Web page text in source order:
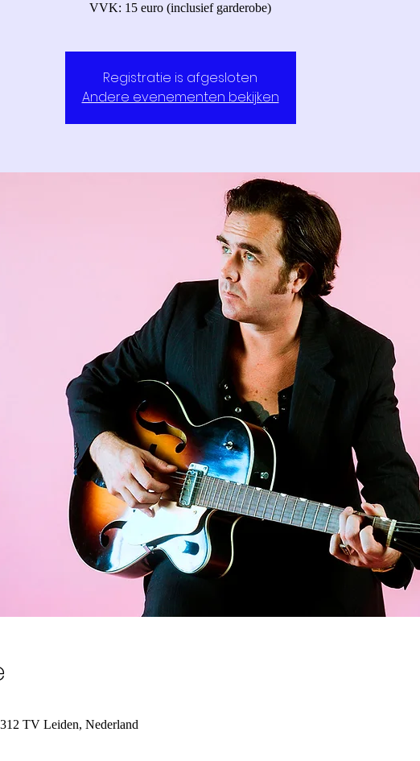
VVK: 15 euro (inclusief garderobe)
Registratie is afgesloten
Andere evenementen bekijken
TV Leiden, Nederland